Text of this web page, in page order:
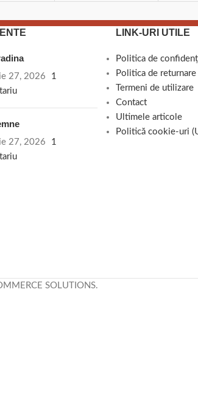
27, 2026
1
27, 2026
1
LINK-URI UTILE
Politica de
Politica de returnare
Termeni de utilizare
Contact
Ultimele articole
Politică cookie-uri
SOLUTIONS.